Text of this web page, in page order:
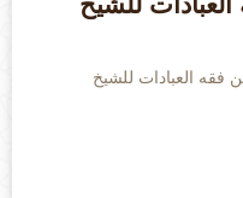
العبادات للشيخ